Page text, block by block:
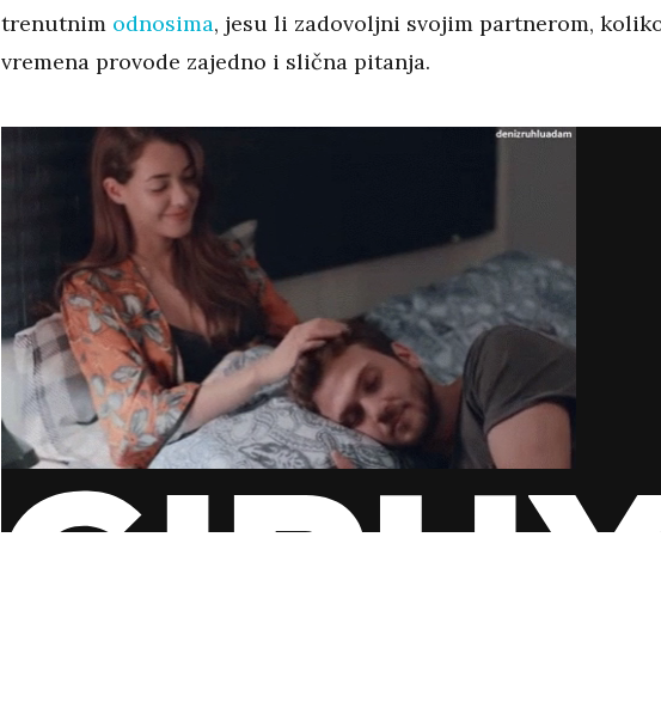
trenutnimodnosima, jesu li zadovoljni svojim partnerom,
vremena provode zajedno i slična pitanja.